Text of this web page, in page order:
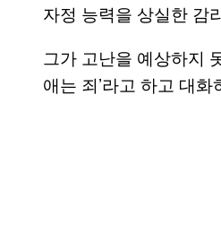
자정 능력을 상실한 감
그가 고난을 예상하지
애는 죄’라고 하고 대